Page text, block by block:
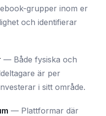
grupper inom er
och identifierar
— Både fysiska och
är per
i sitt område.
— Plattformar där